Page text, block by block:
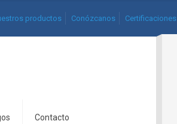
productos Conózcanos Certificaciones
Contacto